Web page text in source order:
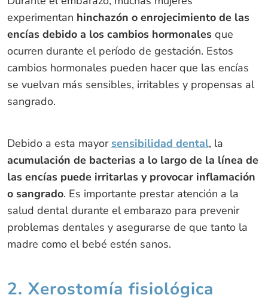
experimentan hinchazón o enrojecimiento de las
encías debido a los cambios hormonalesque
ocurren durante el período de gestación. Estos
cambios hormonales pueden hacer que las encías
se vuelvan más sensibles, irritables y propensas al
sangrado.
Debido a esta mayor sensibilidad dental, la
acumulación de bacterias a lo largo de la línea de
las encías puede irritarlas y provocar inflamación
o sangrado. Es importante prestar atención a la
salud dental durante el embarazo para prevenir
problemas dentales y asegurarse de que tanto la
madre como el bebé estén sanos.
2. Xerostomía fisiológica